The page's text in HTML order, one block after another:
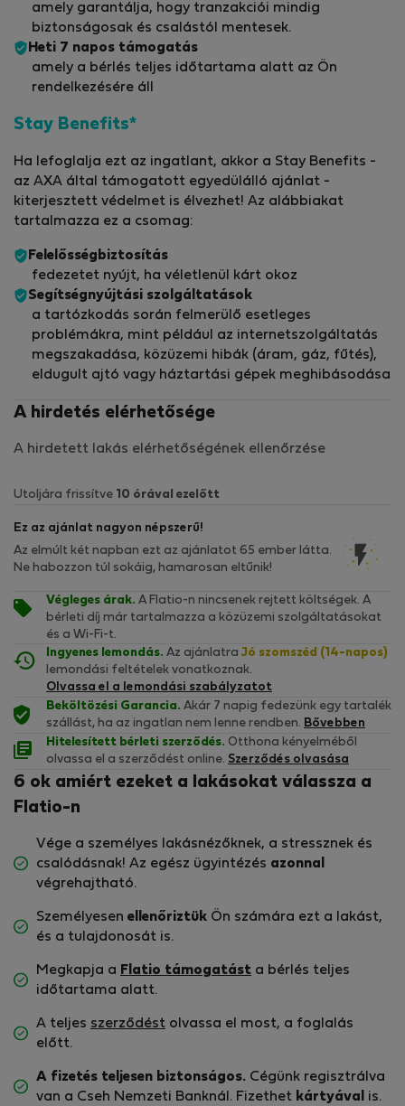
amely garantálja, hogy tranzakciói mindig
biztonságosak és csalástól mentesek.
Heti 7 napos támogatás
amely a bérlés teljes időtartama alatt az Ön
rendelkezésére áll
Stay Benefits*
Ha lefoglalja ezt az ingatlant, akkor a Stay Benefits -
az AXA által támogatott egyedülálló ajánlat -
kiterjesztett védelmet is élvezhet! Az alábbiakat
tartalmazza ez a csomag:
Felelősségbiztosítás
fedezetet nyújt, ha véletlenül kárt okoz
Segítségnyújtási szolgáltatások
a tartózkodás során felmerülő esetleges
problémákra, mint például az internetszolgáltatás
megszakadása, közüzemi hibák (áram, gáz, fűtés),
eldugult ajtó vagy háztartási gépek meghibásodása
A hirdetés elérhetősége
A hirdetett lakás elérhetőségének ellenőrzése
Utoljára frissítve 10 órával ezelőtt
Ez az ajánlat nagyon népszerű!
Az elmúlt két napban ezt az ajánlatot 65 ember látta.
Ne habozzon túl sokáig, hamarosan eltűnik!
Végleges árak. A Flatio-n nincsenek rejtett költségek. A
bérleti díj már tartalmazza a közüzemi szolgáltatásokat
és a Wi-Fi-t.
Ingyenes lemondás. Az ajánlatra Jó szomszéd (14-napos)
lemondási feltételek vonatkoznak.
Olvassa el a lemondási szabályzatot
Beköltözési Garancia. Akár 7 napig fedezünk egy tartalék
szállást, ha az ingatlan nem lenne rendben. Bővebben
Hitelesített bérleti szerződés. Otthona kényelméből
olvassa el a szerződést online. Szerződés olvasása
6 ok amiért ezeket a lakásokat válassza a
Flatio-n
Vége a személyes lakásnézőknek, a stressznek és
csalódásnak! Az egész ügyintézés azonnal
végrehajtható.
Személyesen ellenőriztük Ön számára ezt a lakást,
és a tulajdonosát is.
Megkapja a Flatio támogatást a bérlés teljes
időtartama alatt.
A teljes szerződést olvassa el most, a foglalás
előtt.
A fizetés teljesen biztonságos. Cégünk regisztrálva
van a Cseh Nemzeti Banknál. Fizethet kártyával is.